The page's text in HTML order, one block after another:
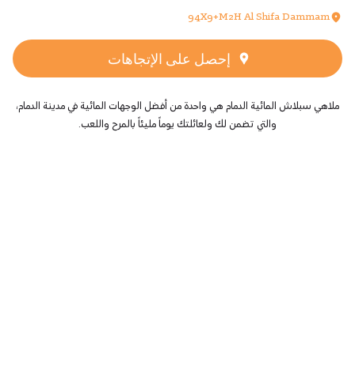
94X9+M2H Al Shifa Dammam
إحصل على الإتجاهات
ملاهي سبلاش المائية الدمام هي واحدة من أفضل الوجهات المائية في مدينة الدمام،
والتي تضمن لك ولعائلتك يوماً مليئاً بالمرح واللعب.